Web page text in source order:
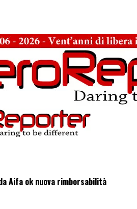
Aifa ok nuova rimborsabilità